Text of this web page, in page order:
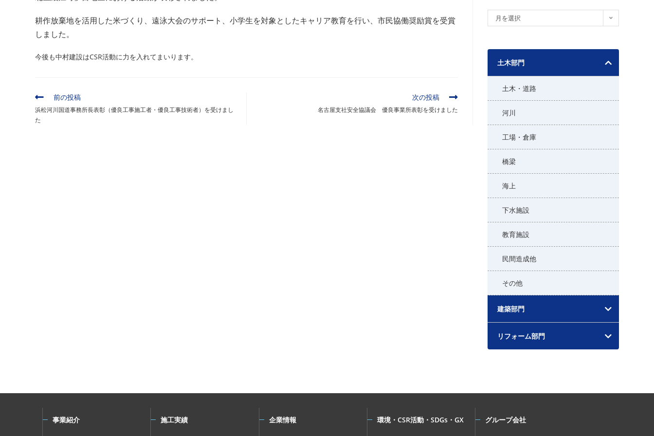
耕作放棄地を活用した米づくり、遠泳大会のサポート、小学生を対象としたキャリア教育を行い、市民協働奨励賞を受賞
しました。
今後も中村建設はCSR活動に力を入れてまいります。
そ
の
他
の
前の投稿
浜松河川国道事務所長表彰（優良工事施工者・優良工事技術者）を受けまし
た
次の投稿
名古屋支社安全協議会 優良事業所表彰を受けました
ー
イ
月を選択
土木部門
土木・道路
河川
工場・倉庫
橋梁
海上
下水施設
教育施設
民間造成他
その他
建築部門
リフォーム部門
事業紹介 施工実績 企業情報 環境・CSR活動・SDGs・GX グループ会社